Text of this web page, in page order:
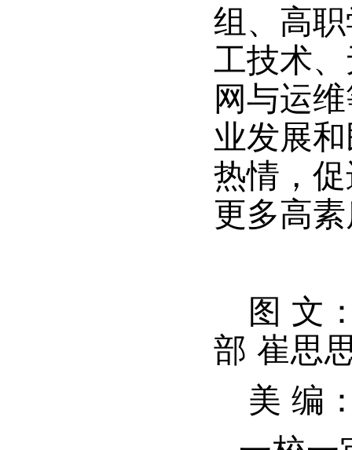
组、高
工技术
网与运
业发展
热情，
更多高
图 文
部 崔思
美 编